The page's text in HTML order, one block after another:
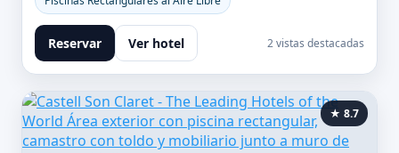
Reservar Ver hotel 2 vistas destacadas
★ 8.7